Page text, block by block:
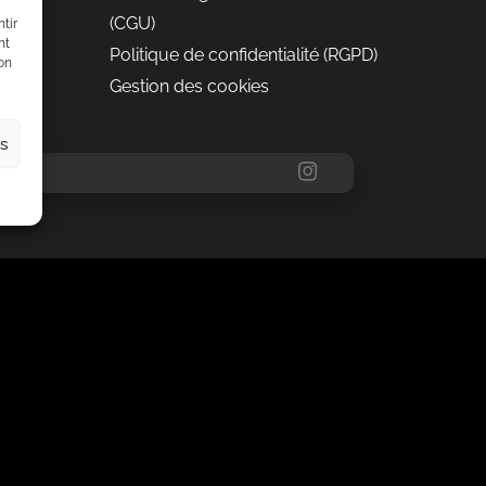
(CGU)
Politique de confidentialité (RGPD)
Gestion des cookies